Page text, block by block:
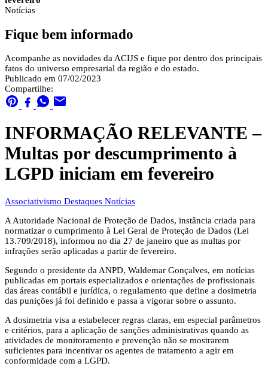
Notícias
Fique bem informado
Acompanhe as novidades da ACIJS e fique por dentro dos principais
fatos do universo empresarial da região e do estado.
Publicado em 07/02/2023
Compartilhe:
INFORMAÇÃO RELEVANTE –
Multas por descumprimento à
LGPD iniciam em fevereiro
Associativismo Destaques Notícias
A Autoridade Nacional de Proteção de Dados, instância criada para
normatizar o cumprimento à Lei Geral de Proteção de Dados (Lei
13.709/2018), informou no dia 27 de janeiro que as multas por
infrações serão aplicadas a partir de fevereiro.
Segundo o presidente da ANPD, Waldemar Gonçalves, em notícias
publicadas em portais especializados e orientações de profissionais
das áreas contábil e jurídica, o regulamento que define a dosimetria
das punições já foi definido e passa a vigorar sobre o assunto.
A dosimetria visa a estabelecer regras claras, em especial parâmetros
e critérios, para a aplicação de sanções administrativas quando as
atividades de monitoramento e prevenção não se mostrarem
suficientes para incentivar os agentes de tratamento a agir em
conformidade com a LGPD.